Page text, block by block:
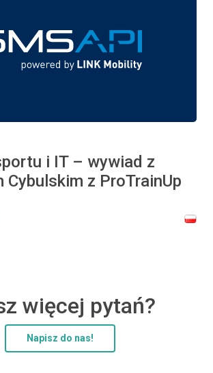
i IT – wywiad z
Cybulskim z ProTrainUp
więcej pytań?
Napisz do nas!